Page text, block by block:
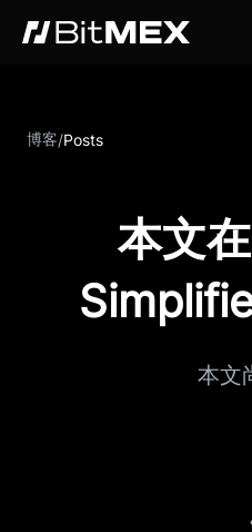
博客/Posts
本文
本文